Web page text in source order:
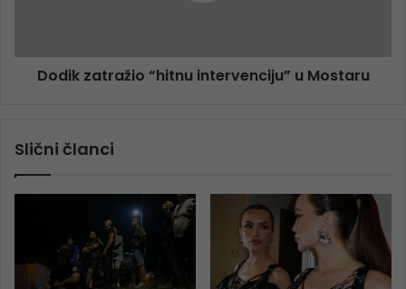
Dodik zatražio “hitnu intervenciju” u Mostaru
Slični članci